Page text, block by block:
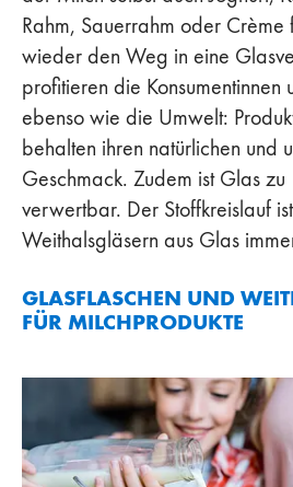
Rahm, Sauerrahm oder Crème
wieder den Weg in eine
profitieren die Konsumentinnen
ebenso wie die Umwelt:
behalten ihren natürlichen und
Geschmack. Zudem ist Glas
verwertbar. Der Stoffkreislauf
Weithalsgläsern aus Glas
GLASFLASCHEN UND
FÜR MILCHPRODUKTE